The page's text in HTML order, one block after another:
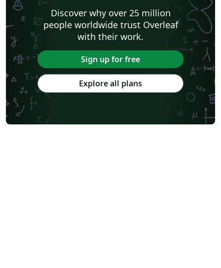
Discover why over 25 million
people worldwide trust Overleaf
with their work.
Sign up for free
Explore all plans